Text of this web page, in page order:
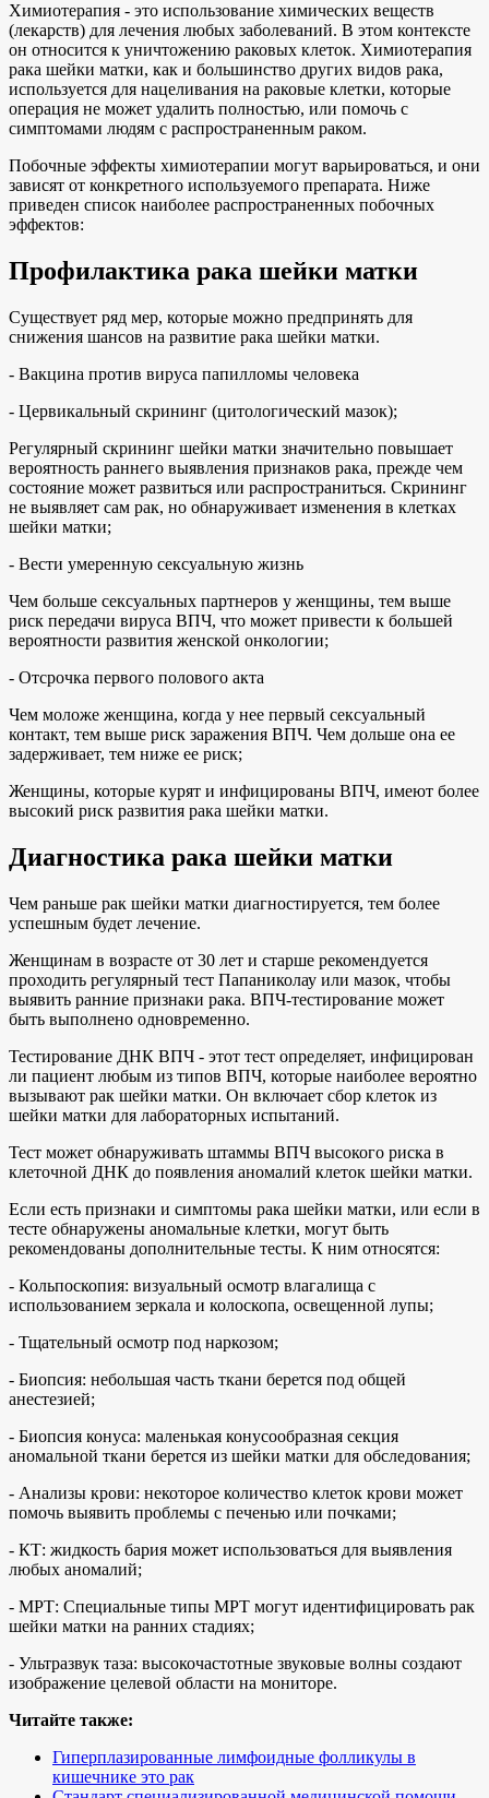
Химиотерапия - это использование химических веществ
(лекарств) для лечения любых заболеваний. В этом контексте
он относится к уничтожению раковых клеток. Химиотерапия
рака шейки матки, как и большинство других видов рака,
используется для нацеливания на раковые клетки, которые
операция не может удалить полностью, или помочь с
симптомами людям с распространенным раком.
Побочные эффекты химиотерапии могут варьироваться, и они
зависят от конкретного используемого препарата. Ниже
приведен список наиболее распространенных побочных
эффектов:
Профилактика рака шейки матки
Существует ряд мер, которые можно предпринять для
снижения шансов на развитие рака шейки матки.
- Вакцина против вируса папилломы человека
- Цервикальный скрининг (цитологический мазок);
Регулярный скрининг шейки матки значительно повышает
вероятность раннего выявления признаков рака, прежде чем
состояние может развиться или распространиться. Скрининг
не выявляет сам рак, но обнаруживает изменения в клетках
шейки матки;
- Вести умеренную сексуальную жизнь
Чем больше сексуальных партнеров у женщины, тем выше
риск передачи вируса ВПЧ, что может привести к большей
вероятности развития женской онкологии;
- Отсрочка первого полового акта
Чем моложе женщина, когда у нее первый сексуальный
контакт, тем выше риск заражения ВПЧ. Чем дольше она ее
задерживает, тем ниже ее риск;
Женщины, которые курят и инфицированы ВПЧ, имеют более
высокий риск развития рака шейки матки.
Диагностика рака шейки матки
Чем раньше рак шейки матки диагностируется, тем более
успешным будет лечение.
Женщинам в возрасте от 30 лет и старше рекомендуется
проходить регулярный тест Папаниколау или мазок, чтобы
выявить ранние признаки рака. ВПЧ-тестирование может
быть выполнено одновременно.
Тестирование ДНК ВПЧ - этот тест определяет, инфицирован
ли пациент любым из типов ВПЧ, которые наиболее вероятно
вызывают рак шейки матки. Он включает сбор клеток из
шейки матки для лабораторных испытаний.
Тест может обнаруживать штаммы ВПЧ высокого риска в
клеточной ДНК до появления аномалий клеток шейки матки.
Если есть признаки и симптомы рака шейки матки, или если в
тесте обнаружены аномальные клетки, могут быть
рекомендованы дополнительные тесты. К ним относятся:
- Кольпоскопия: визуальный осмотр влагалища с
использованием зеркала и колоскопа, освещенной лупы;
- Тщательный осмотр под наркозом;
- Биопсия: небольшая часть ткани берется под общей
анестезией;
- Биопсия конуса: маленькая конусообразная секция
аномальной ткани берется из шейки матки для обследования;
- Анализы крови: некоторое количество клеток крови может
помочь выявить проблемы с печенью или почками;
- КТ: жидкость бария может использоваться для выявления
любых аномалий;
- МРТ: Специальные типы МРТ могут идентифицировать рак
шейки матки на ранних стадиях;
- Ультразвук таза: высокочастотные звуковые волны создают
изображение целевой области на мониторе.
Читайте также:
Гиперплазированные лимфоидные фолликулы в
кишечнике это рак